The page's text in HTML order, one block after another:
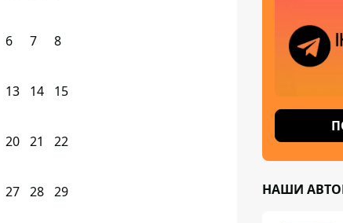
6 7 8
13 14 15
20 21 22
27 28 29 НАШИ